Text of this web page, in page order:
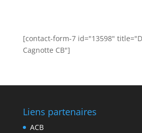
[contact-form-7 id="13598"
Cagnotte CB"]
Liens partenaires
ACB